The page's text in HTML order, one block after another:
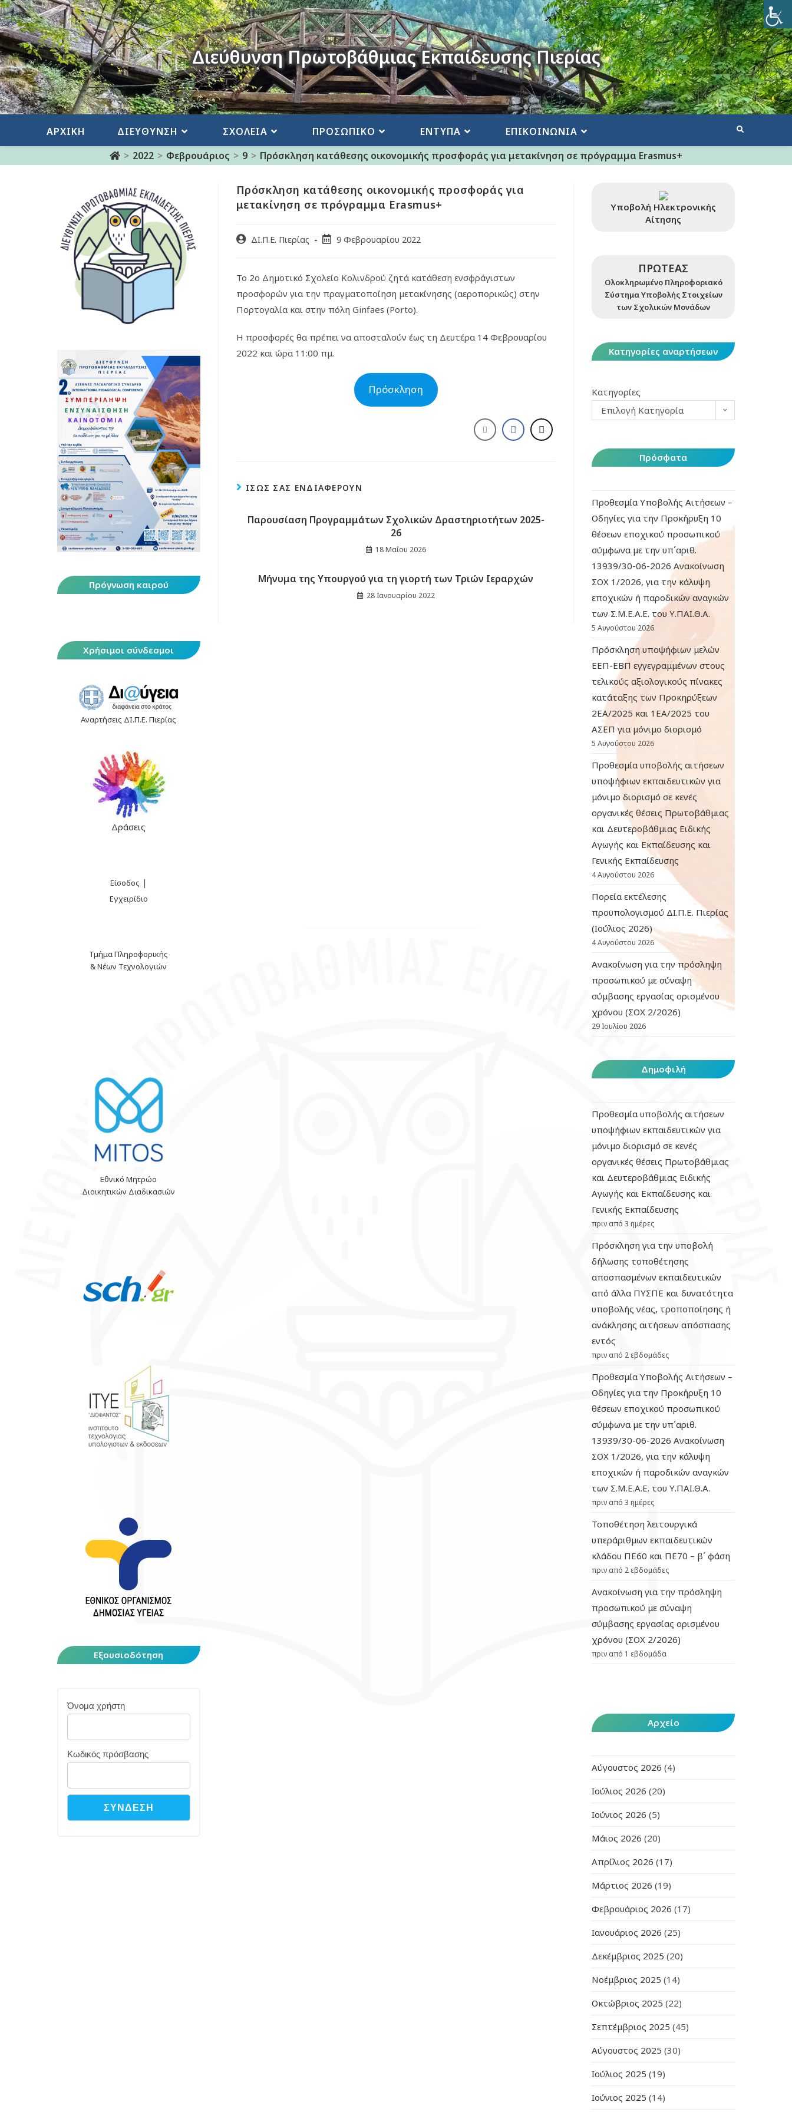
Διεύθυνση Πρωτοβάθμιας Εκπαίδευσης Πιερίας
ΑΡΧΙΚΗ ΔΙΕΥΘΥΝΣΗ ΣΧΟΛΕΙΑ ΠΡΟΣΩΠΙΚΟ ΕΝΤΥΠΑ
ΕΠΙΚΟΙΝΩΝΙΑ
> 2022 > Φεβρουάριος > 9 > Πρόσκληση κατάθεσης οικονομικής προσφοράς για μετακίνηση σε πρόγραμμα Erasmus+
Πρόσκληση κατάθεσης οικονομικής προσφοράς για
μετακίνηση σε πρόγραμμα Erasmus+
ΔΙ.Π.Ε. Πιερίας 9 Φεβρουαρίου 2022
Το 2ο Δημοτικό Σχολείο Κολινδρού ζητά κατάθεση ενσφράγιστων
προσφορών για την πραγματοποίηση μετακίνησης (αεροπορικώς) στην
Πορτογαλία και στην πόλη Ginfaes (Porto).
Η προσφορές θα πρέπει να αποσταλούν έως τη Δευτέρα 14 Φεβρουαρίου
2022 και ώρα 11:00 πμ.
Πρόσκληση
ΊΣΩΣ ΣΑΣ ΕΝΔΙΑΦΈΡΟΥΝ
Παρουσίαση Προγραμμάτων Σχολικών Δραστηριοτήτων 2025-
26
18 Μαΐου 2026
Μήνυμα της Υπουργού για τη γιορτή των Τριών Ιεραρχών
28 Ιανουαρίου 2022
Πρόγνωση καιρού
Χρήσιμοι σύνδεσμοι
Αναρτήσεις ΔΙ.Π.Ε. Πιερίας
Δράσεις
Είσοδος |
Εγχειρίδιο
Τμήμα Πληροφορικής
& Νέων Τεχνολογιών
Εθνικό Μητρώο
Διοικητικών Διαδικασιών
Εξουσιοδότηση
Όνομα χρήστη
Κωδικός πρόσβασης
Υποβολή Ηλεκτρονικής
Αίτησης
ΠΡΩΤΕΑΣ
Ολοκληρωμένο Πληροφοριακό
Σύστημα Υποβολής Στοιχείων
των Σχολικών Μονάδων
Κατηγορίες αναρτήσεων
Κατηγορίες
Επιλογή Κατηγορία
Πρόσφατα
Προθεσμία Υποβολής Αιτήσεων –
Οδηγίες για την Προκήρυξη 10
θέσεων εποχικού προσωπικού
σύμφωνα με την υπ΄αριθ.
13939/30-06-2026 Ανακοίνωση
ΣΟΧ 1/2026, για την κάλυψη
εποχικών ή παροδικών αναγκών
των Σ.Μ.Ε.Α.Ε. του Υ.ΠΑΙ.Θ.Α.
5 Αυγούστου 2026
Πρόσκληση υποψήφιων μελών
ΕΕΠ-ΕΒΠ εγγεγραμμένων στους
τελικούς αξιολογικούς πίνακες
κατάταξης των Προκηρύξεων
2ΕΑ/2025 και 1ΕΑ/2025 του
ΑΣΕΠ για μόνιμο διορισμό
5 Αυγούστου 2026
Προθεσμία υποβολής αιτήσεων
υποψήφιων εκπαιδευτικών για
μόνιμο διορισμό σε κενές
οργανικές θέσεις Πρωτοβάθμιας
και Δευτεροβάθμιας Ειδικής
Αγωγής και Εκπαίδευσης και
Γενικής Εκπαίδευσης
4 Αυγούστου 2026
Πορεία εκτέλεσης
προϋπολογισμού ΔΙ.Π.Ε. Πιερίας
(Ιούλιος 2026)
4 Αυγούστου 2026
Ανακοίνωση για την πρόσληψη
προσωπικού με σύναψη
σύμβασης εργασίας ορισμένου
χρόνου (ΣΟΧ 2/2026)
29 Ιουλίου 2026
Δημοφιλή
Προθεσμία υποβολής αιτήσεων
υποψήφιων εκπαιδευτικών για
μόνιμο διορισμό σε κενές
οργανικές θέσεις Πρωτοβάθμιας
και Δευτεροβάθμιας Ειδικής
Αγωγής και Εκπαίδευσης και
Γενικής Εκπαίδευσης
πριν από 3 ημέρες
Πρόσκληση για την υποβολή
δήλωσης τοποθέτησης
αποσπασμένων εκπαιδευτικών
από άλλα ΠΥΣΠΕ και δυνατότητα
υποβολής νέας, τροποποίησης ή
ανάκλησης αιτήσεων απόσπασης
εντός
πριν από 2 εβδομάδες
Προθεσμία Υποβολής Αιτήσεων –
Οδηγίες για την Προκήρυξη 10
θέσεων εποχικού προσωπικού
σύμφωνα με την υπ΄αριθ.
13939/30-06-2026 Ανακοίνωση
ΣΟΧ 1/2026, για την κάλυψη
εποχικών ή παροδικών αναγκών
των Σ.Μ.Ε.Α.Ε. του Υ.ΠΑΙ.Θ.Α.
πριν από 3 ημέρες
Τοποθέτηση λειτουργικά
υπεράριθμων εκπαιδευτικών
κλάδου ΠΕ60 και ΠΕ70 – β΄ φάση
πριν από 2 εβδομάδες
Ανακοίνωση για την πρόσληψη
προσωπικού με σύναψη
σύμβασης εργασίας ορισμένου
χρόνου (ΣΟΧ 2/2026)
πριν από 1 εβδομάδα
Αρχείο
Αύγουστος 2026 (4)
Ιούλιος 2026 (20)
Ιούνιος 2026 (5)
Μάιος 2026 (20)
Απρίλιος 2026 (17)
Μάρτιος 2026 (19)
Φεβρουάριος 2026 (17)
Ιανουάριος 2026 (25)
Δεκέμβριος 2025 (20)
Νοέμβριος 2025 (14)
Οκτώβριος 2025 (22)
Σεπτέμβριος 2025 (45)
Αύγουστος 2025 (30)
Ιούλιος 2025 (19)
Ιούνιος 2025 (14)